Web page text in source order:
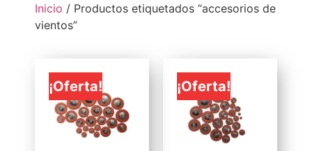
Inicio / Productos etiquetados “accesorios de
vientos”
¡Oferta! ¡Oferta!